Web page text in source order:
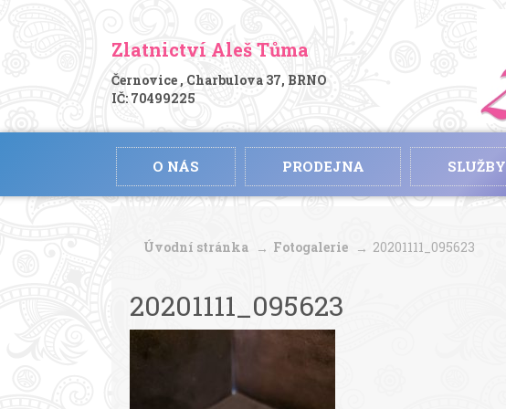
Zlatnictví Aleš Tůma
Černovice , Charbulova 37, BRNO
IČ: 70499225
O NÁS PRODEJNA SLUŽBY
Úvodní stránka Fotogalerie 20201111_095623
20201111_095623